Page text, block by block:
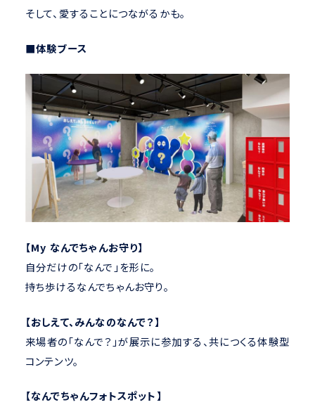
そして、愛することにつながるかも。
■体験ブース
【My なんでちゃんお守り】
自分だけの「なんで」を形に。
持ち歩けるなんでちゃんお守り。
【おしえて、みんなのなんで？】
来場者の「なんで？」が展示に参加する、共につくる体験型
コンテンツ。
【なんでちゃんフォトスポット】